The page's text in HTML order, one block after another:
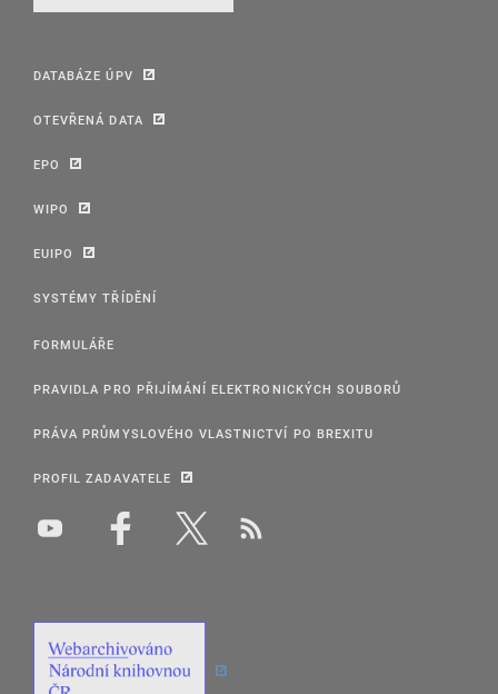
DATABÁZE ÚPV
OTEVŘENÁ DATA
EPO
WIPO
EUIPO
SYSTÉMY TŘÍDĚNÍ
FORMULÁŘE
PRAVIDLA PRO PŘIJÍMÁNÍ ELEKTRONICKÝCH SOUBORŮ
PRÁVA PRŮMYSLOVÉHO VLASTNICTVÍ PO BREXITU
PROFIL ZADAVATELE